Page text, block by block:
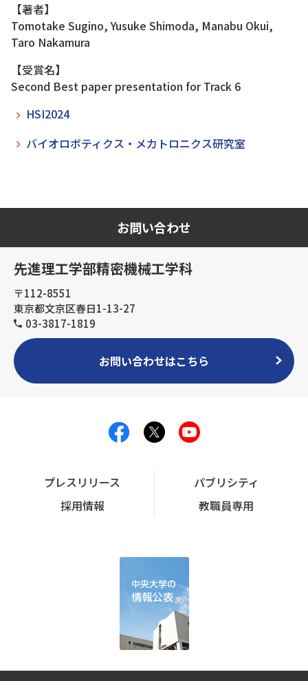
【著者】
Tomotake Sugino, Yusuke Shimoda, Manabu Okui,
Taro Nakamura
【受賞名】
Second Best paper presentation for Track 6
HSI2024
バイオロボティクス・メカトロニクス研究室
お問い合わせ
先進理工学部精密機械工学科
〒112-8551
東京都文京区春日1-13-27
03-3817-1819
お問い合わせはこちら
プレスリリース
パブリシティ
採用情報
教職員専用